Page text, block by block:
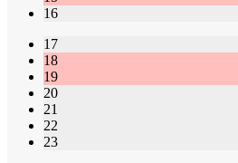
16
17
18
19
20
21
22
23